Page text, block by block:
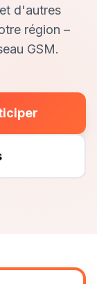
d'autres
région –
GSM.